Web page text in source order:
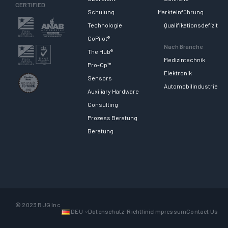
CERTIFIED
Schulung
Technologie
CoPilot®
The Hub®
Pro-Op™
Sensors
Auxiliary Hardware
Consulting
Prozess Beratung
Beratung
Markteinführung
Qualifikationsdefizit
Nach Branche
Medizintechnik
Elektronik
Automobilindustrie
© 2023 RJG Inc.
DEU
Datenschutz-RichtlinieImpressumContact Us